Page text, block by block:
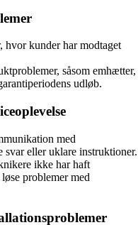
hvor kunder har modtaget
såsom emhætter,
udløb.
med
svar eller uklare instruktioner.
ikke har haft
problemer med